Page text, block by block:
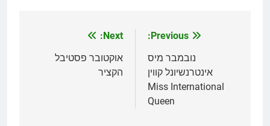
Previous:
נובמבר מיס
אינטרנשיונל קווין
Miss International
Queen
Next:
אוקטובר פסטיבל
הקציר